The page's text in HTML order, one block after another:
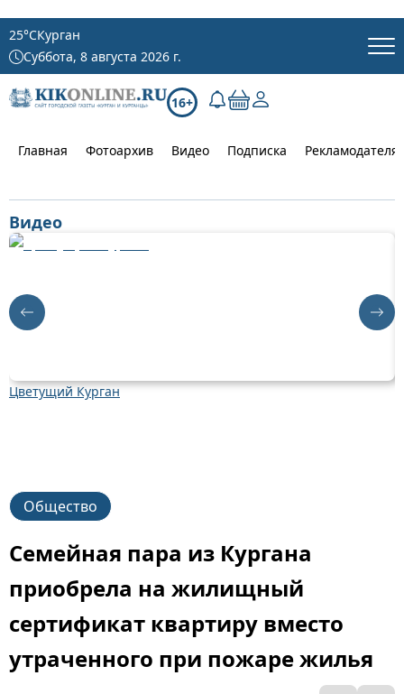
25°CКурган
Суббота, 8 августа 2026 г.
16+
Главная Фотоархив Видео Подписка
Видео
Цветущий Курган
Общество
Семейная пара из Кургана
приобрела на жилищный
сертификат квартиру вместо
утраченного при пожаре жилья